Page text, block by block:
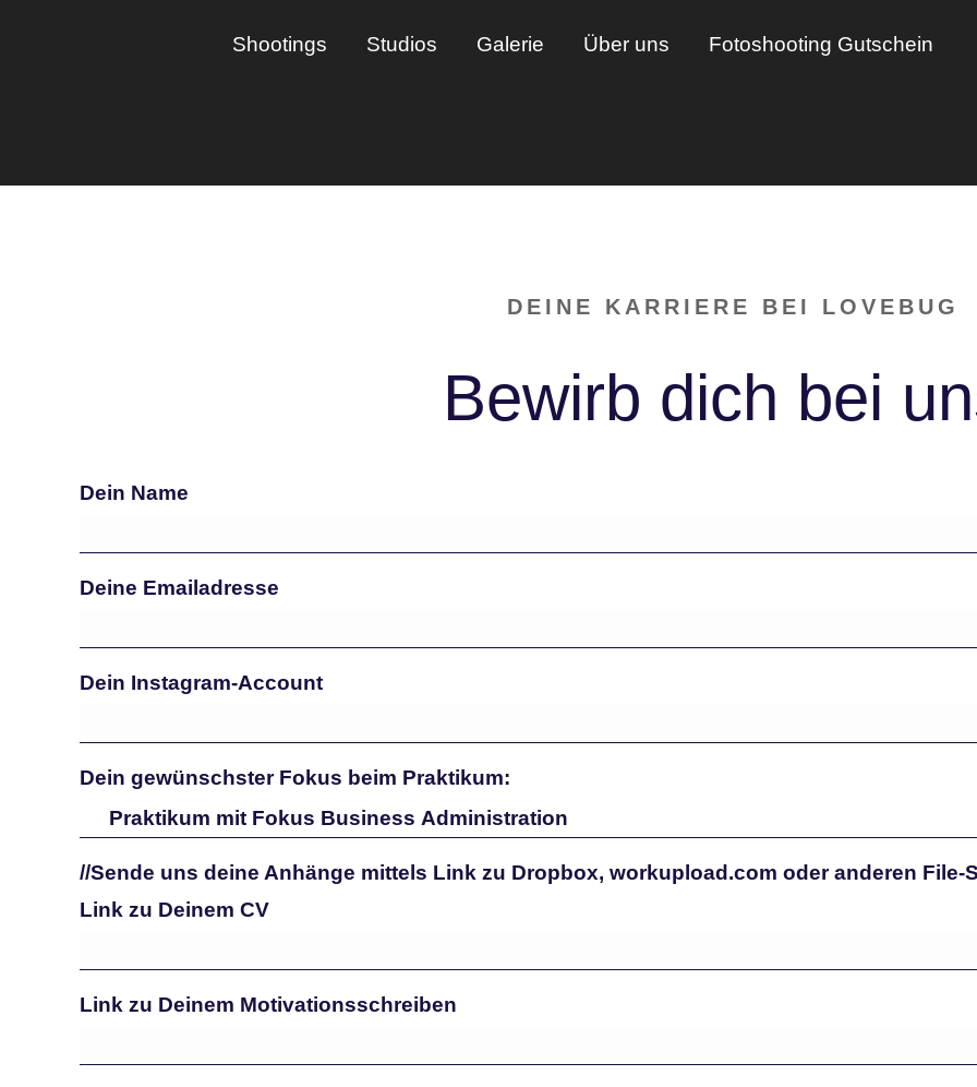
Shootings Studios Galerie Über uns Fotoshooting Gutschein
DEINE KARRIERE BEI LOVEBUG
Bewirb dich bei
Dein Name
Deine Emailadresse
Dein Instagram-Account
Dein gewünschster Fokus beim Praktikum:
//Sende uns deine Anhänge mittels Link zu Dropbox, workupload.com oder anderen File-
Link zu Deinem CV
Link zu Deinem Motivationsschreiben